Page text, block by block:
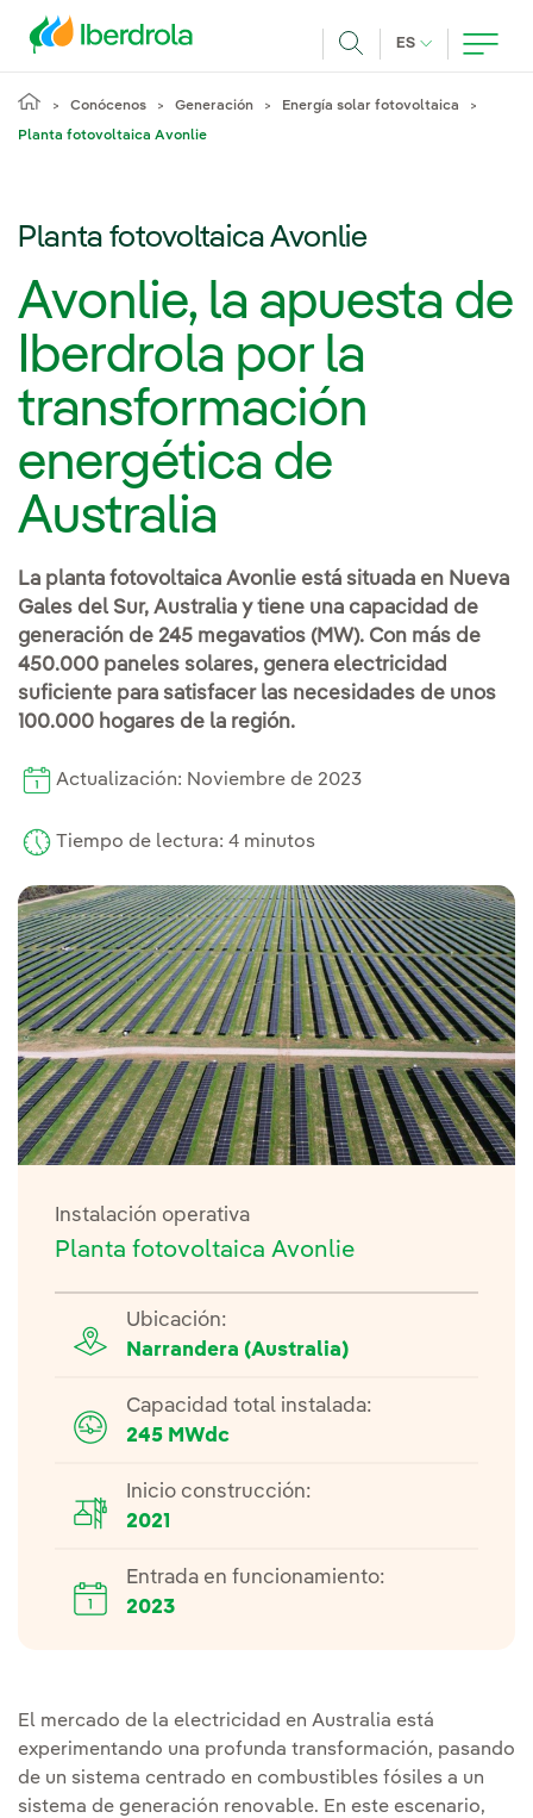
ES IDIOMA
Conócenos Generación Energía solar fotovoltaica
Planta fotovoltaica Avonlie
Planta fotovoltaica Avonlie
Avonlie, la apuesta de
Iberdrola por la
transformación
energética de
Australia
La planta fotovoltaica Avonlie está situada en Nueva
Gales del Sur, Australia y tiene una capacidad de
generación de 245 megavatios (MW). Con más de
450.000 paneles solares, genera electricidad
suficiente para satisfacer las necesidades de unos
100.000 hogares de la región.
Actualización: Noviembre de 2023
Tiempo de lectura: 4 minutos
Instalación operativa
Planta fotovoltaica Avonlie
Ubicación:
Narrandera (Australia)
Capacidad total instalada:
245 MWdc
Inicio construcción:
2021
Entrada en funcionamiento:
2023
El mercado de la electricidad en Australia está
experimentando una profunda transformación, pasando
de un sistema centrado en combustibles fósiles a un
sistema de generación renovable. En este escenario,